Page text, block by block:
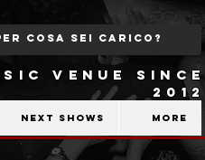
VENUE SINCE
2012
Next shows More